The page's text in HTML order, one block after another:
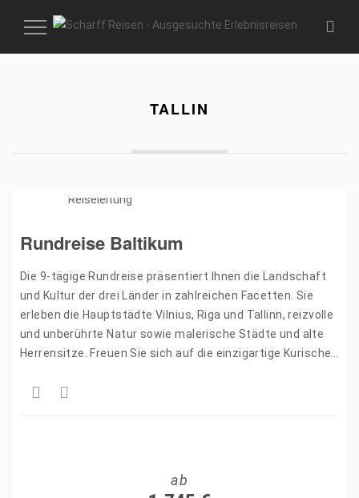
MENÜ
TALLIN
Rundreise Baltikum
Die 9-tägige Rundreise präsentiert Ihnen die Landschaft
und Kultur der drei Länder in zahlreichen Facetten. Sie
erleben die Hauptstädte Vilnius, Riga und Tallinn, reizvolle
und unberührte Natur sowie malerische Städte und alte
Herrensitze. Freuen Sie sich auf die einzigartige Kurische…
ab